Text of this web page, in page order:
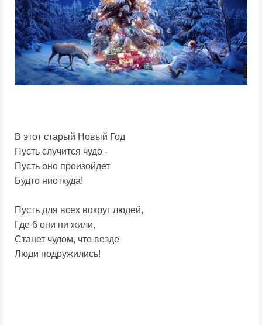
В этот старый Новый Год
Пусть случится чудо -
Пусть оно произойдет
Будто ниоткуда!
Пусть для всех вокруг людей,
Где б они ни жили,
Станет чудом, что везде
Люди подружились!